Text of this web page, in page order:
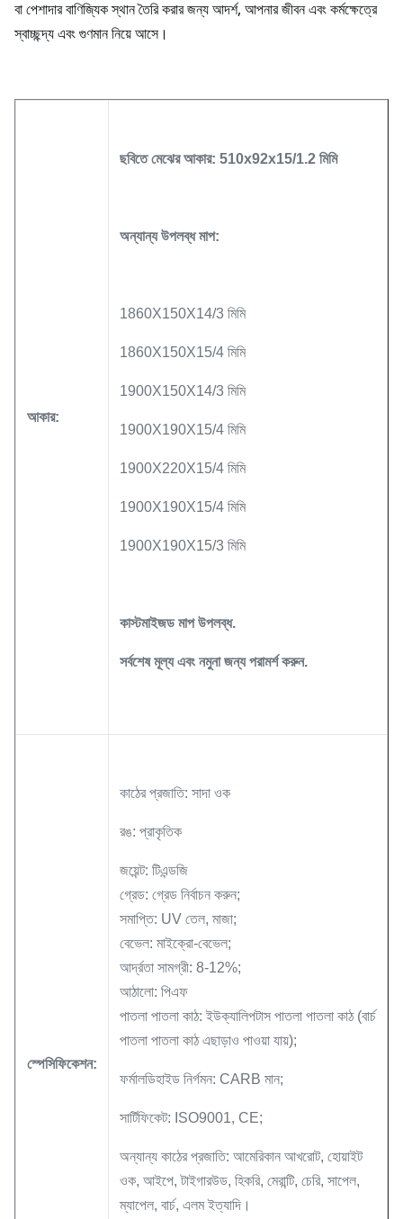
বা পেশাদার বাণিজ্যিক স্থান তৈরি করার জন্য আদর্শ, আপনার জীবন এবং কর্মক্ষেত্রে
স্বাচ্ছন্দ্য এবং গুণমান নিয়ে আসে।
আকার:
ছবিতে মেঝের আকার: 510x92x15/1.2 মিমি
অন্যান্য উপলব্ধ মাপ:
1860X150X14/3 মিমি
1860X150X15/4 মিমি
1900X150X14/3 মিমি
1900X190X15/4 মিমি
1900X220X15/4 মিমি
1900X190X15/4 মিমি
1900X190X15/3 মিমি
কাস্টমাইজড মাপ উপলব্ধ.
সর্বশেষ মূল্য এবং নমুনা জন্য পরামর্শ করুন.
স্পেসিফিকেশন:
কাঠের প্রজাতি: সাদা ওক
রঙ: প্রাকৃতিক
জয়েন্ট: টিএন্ডজি
গ্রেড: গ্রেড নির্বাচন করুন;
সমাপ্তি: UV তেল, মাজা;
বেভেল: মাইক্রো-বেভেল;
আর্দ্রতা সামগ্রী: 8-12%;
আঠালো: পিএফ
পাতলা পাতলা কাঠ: ইউক্যালিপটাস পাতলা পাতলা কাঠ (বার্চ
পাতলা পাতলা কাঠ এছাড়াও পাওয়া যায়);
ফর্মালডিহাইড নির্গমন: CARB মান;
সার্টিফিকেট: ISO9001, CE;
অন্যান্য কাঠের প্রজাতি: আমেরিকান আখরোট, হোয়াইট
ওক, আইপে, টাইগারউড, হিকরি, মেরান্টি, চেরি, সাপেল,
ম্যাপেল, বার্চ, এলম ইত্যাদি।